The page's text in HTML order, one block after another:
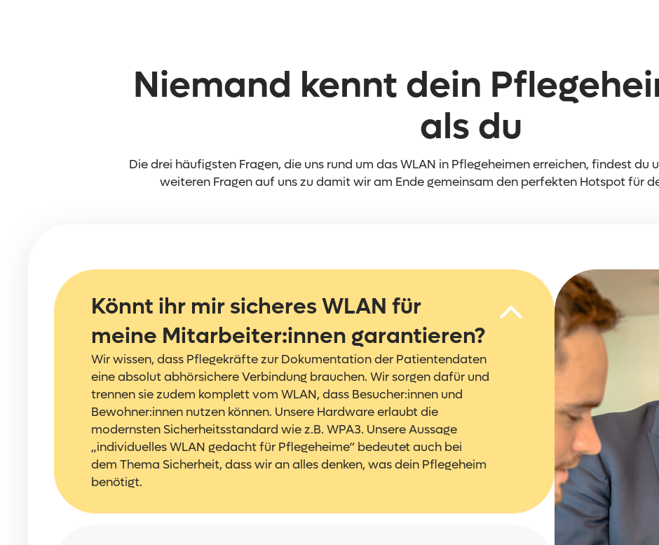
Niemand kennt dein
als du
Die drei häufigsten Fragen, die uns rund um das WLAN in Pflegeheimen erreichen, findest du
weiteren Fragen auf uns zu damit wir am Ende gemeinsam den perfekten Hotspot für
Könnt ihr mir sicheres WLAN für
meine Mitarbeiter:innen garantieren?
Wir wissen, dass Pflegekräfte zur Dokumentation der Patientendaten
eine absolut abhörsichere Verbindung brauchen. Wir sorgen dafür und
trennen sie zudem komplett vom WLAN, dass Besucher:innen und
Bewohner:innen nutzen können. Unsere Hardware erlaubt die
modernsten Sicherheitsstandard wie z.B. WPA3. Unsere Aussage
„individuelles WLAN gedacht für Pflegeheime“ bedeutet auch bei
dem Thema Sicherheit, dass wir an alles denken, was dein Pflegeheim
benötigt.